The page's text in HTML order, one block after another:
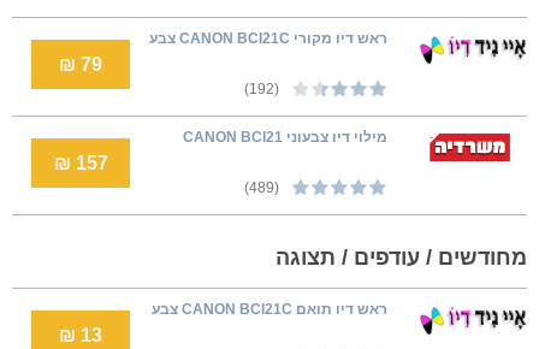
ראש דיו מקורי CANON BCI21C צבע
(192)
79 ₪
מילוי דיו צבעוני CANON BCI21
(489)
157 ₪
מחודשים / עודפים / תצוגה
ראש דיו תואם CANON BCI21C צבע
13 ₪